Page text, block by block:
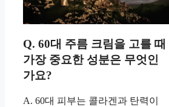
Q. 60대 주름 크림을 고를 때
가장 중요한 성분은 무엇인
가요?
A. 60대 피부는 콜라겐과 탄력이